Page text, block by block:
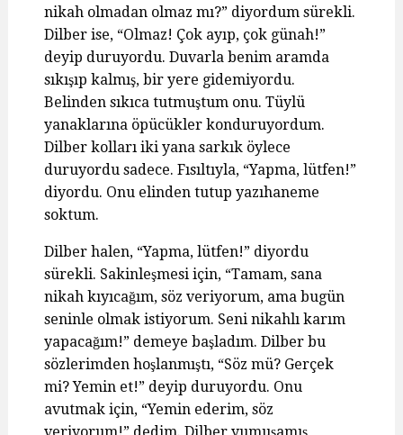
nikah olmadan olmaz mı?” diyordum sürekli.
Dilber ise, “Olmaz! Çok ayıp, çok günah!”
deyip duruyordu. Duvarla benim aramda
sıkışıp kalmış, bir yere gidemiyordu.
Belinden sıkıca tutmuştum onu. Tüylü
yanaklarına öpücükler konduruyordum.
Dilber kolları iki yana sarkık öylece
duruyordu sadece. Fısıltıyla, “Yapma, lütfen!”
diyordu. Onu elinden tutup yazıhaneme
soktum.
Dilber halen, “Yapma, lütfen!” diyordu
sürekli. Sakinleşmesi için, “Tamam, sana
nikah kıyıcağım, söz veriyorum, ama bugün
seninle olmak istiyorum. Seni nikahlı karım
yapacağım!” demeye başladım. Dilber bu
sözlerimden hoşlanmıştı, “Söz mü? Gerçek
mi? Yemin et!” deyip duruyordu. Onu
avutmak için, “Yemin ederim, söz